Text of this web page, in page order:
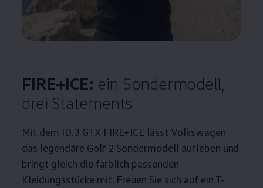
FIRE+ICE: ein Sondermodell,
drei Statements
Mit dem ID.3 GTX FIRE+ICE lässt Volkswagen
das legendäre Golf 2 Sondermodell aufleben und
bringt gleich die farblich passenden
Kleidungsstücke mit. Freuen Sie sich auf ein T-